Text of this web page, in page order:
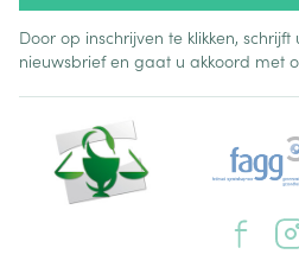
Door op inschrijven te klikken,
nieuwsbrief en gaat u akkoord met